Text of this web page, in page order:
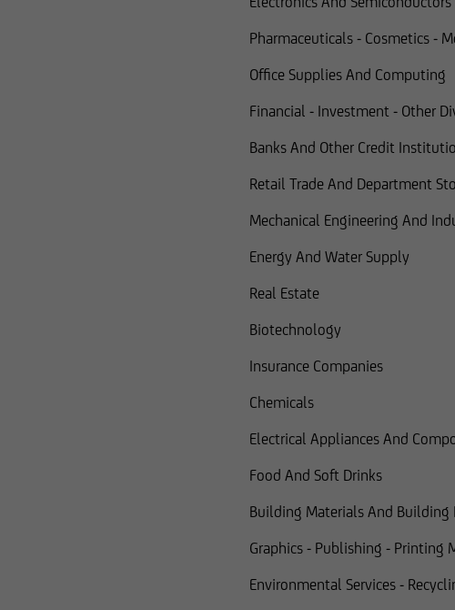
Pharmaceuticals - Cosmetics -
Office Supplies And Computing
Financial - Investment - Other
Banks And Other Credit
Retail Trade And Department
Mechanical Engineering And
Energy And Water Supply
Real Estate
Biotechnology
Insurance Companies
Chemicals
Electrical Appliances And
Food And Soft Drinks
Building Materials And Building
Graphics - Publishing - Printing
Environmental Services -